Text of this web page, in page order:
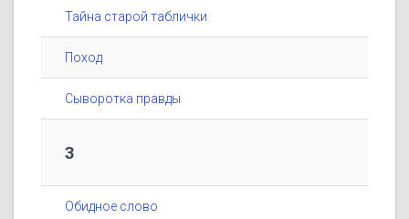
Тайна старой таблички
Поход
Сыворотка правды
3
Обидное слово